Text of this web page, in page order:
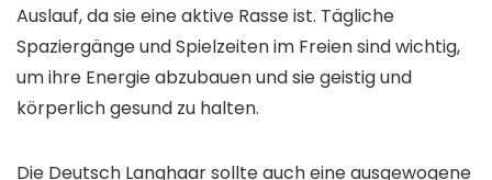
Auslauf, da sie eine aktive Rasse ist. Tägliche
Spaziergänge und Spielzeiten im Freien sind wichtig,
um ihre Energie abzubauen und sie geistig und
körperlich gesund zu halten.
Die Deutsch Langhaar sollte auch eine ausgewogene